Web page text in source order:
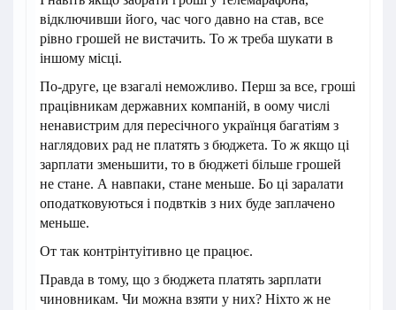
відключивши його, час чого давно на став, все
рівно грошей не вистачить. То ж треба шукати в
іншому місці.
По-друге, це взагалі неможливо. Перш за все, гроші
працівникам державних компаній, в оому числі
ненавистрим для пересічного українця багатіям з
наглядових рад не платять з бюджета. То ж якщо ці
зарплати зменьшити, то в бюджеті більше грошей
не стане. А навпаки, стане меньше. Бо ці заралати
оподатковуються і подвтків з них буде заплачено
меньше.
От так контрінтуітивно це працює.
Правда в тому, що з бюджета платять зарплати
чиновникам. Чи можна взяти у них? Ніхто ж не